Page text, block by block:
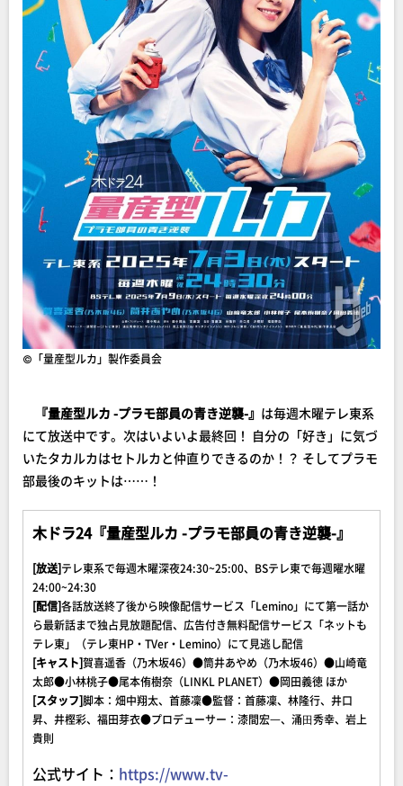
©︎「量産型ルカ」製作委員会
『量産型ルカ -プラモ部員の青き逆襲-』 は毎週木曜テレ東系
にて放送中です。次はいよいよ最終回！ 自分の「好き」に気づ
いたタカルカはセトルカと仲直りできるのか！？ そしてプラモ
部最後のキットは……！
木ドラ24『量産型ルカ -プラモ部員の青き逆襲-』
[放送]テレ東系で毎週木曜深夜24:30~25:00、BSテレ東で毎週曜水曜
24:00~24:30
[配信]各話放送終了後から映像配信サービス「Lemino」にて第一話か
ら最新話まで独占見放題配信、広告付き無料配信サービス「ネットも
テレ東」（テレ東HP・TVer・Lemino）にて見逃し配信
[キャスト]賀喜遥香（乃木坂46）●筒井あやめ（乃木坂46）●山崎竜
太郎●小林桃子●尾本侑樹奈（LINKL PLANET）●岡田義徳 ほか
[スタッフ]脚本：畑中翔太、首藤凜●監督：首藤凜、林隆行、井口
昇、井樫彩、福田芽衣●プロデューサー：漆間宏⼀、涌⽥秀幸、岩上
貴則
公式サイト： https://www.tv-